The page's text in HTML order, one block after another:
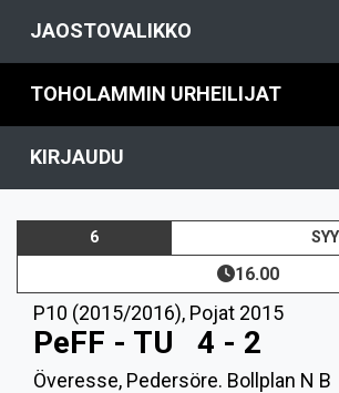
JAOSTOVALIKKO
TOHOLAMMIN URHEILIJAT
KIRJAUDU
6 SYY
16.00
P10 (2015/2016), Pojat 2015
PeFF - TU 4 - 2
Överesse, Pedersöre. Bollplan N B